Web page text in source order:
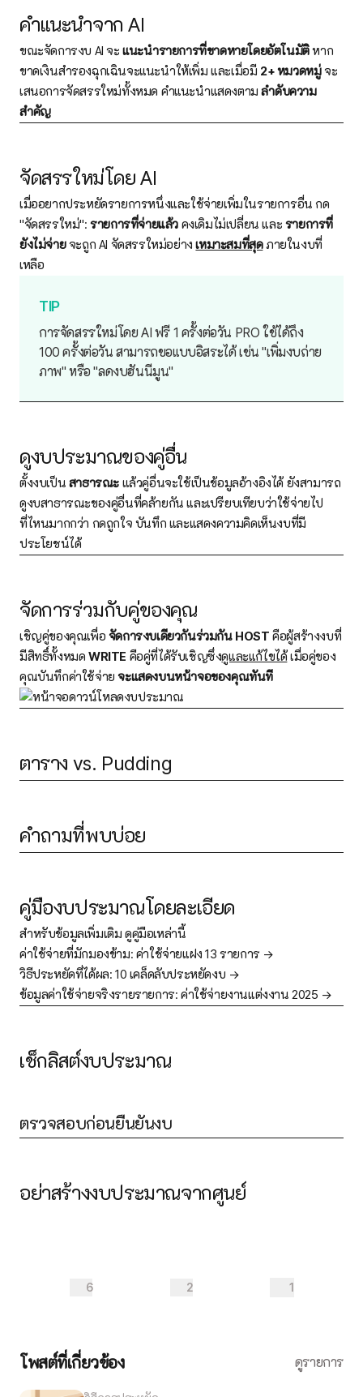
คำแนะนำจาก AI
ขณะจัดการงบ AI จะแนะนำรายการที่ขาดหายโดยอัตโนมัติหาก
ขาดเงินสำรองฉุกเฉินจะแนะนำให้เพิ่ม และเมื่อมี 2+ หมวดหมู่จะ
เสนอการจัดสรรใหม่ทั้งหมด คำแนะนำแสดงตามลำดับความ
สำคัญ
จัดสรรใหม่โดย AI
เมื่ออยากประหยัดรายการหนึ่งและใช้จ่ายเพิ่มในรายการอื่น กด
"จัดสรรใหม่":รายการที่จ่ายแล้ว คงเดิมไม่เปลี่ยน และ รายการที่
ยังไม่จ่ายจะถูก AI จัดสรรใหม่อย่างเหมาะสมที่สุดภายในงบที่
เหลือ
การจัดสรรใหม่โดย AI ฟรี 1 ครั้งต่อวัน PRO ใช้ได้ถึง
100 ครั้งต่อวัน สามารถขอแบบอิสระได้ เช่น "เพิ่มงบถ่าย
ภาพ" หรือ "ลดงบฮันนีมูน"
ดูงบประมาณของคู่อื่น
ตั้งงบเป็น สาธารณะ แล้วคู่อื่นจะใช้เป็นข้อมูลอ้างอิงได้ ยังสามารถ
ดูงบสาธารณะของคู่อื่นที่คล้ายกัน และเปรียบเทียบว่าใช้จ่ายไป
ที่ไหนมากกว่า กดถูกใจ บันทึก และแสดงความคิดเห็นงบที่มี
ประโยชน์ได้
จัดการร่วมกับคู่ของคุณ
เชิญคู่ของคุณเพื่อ จัดการงบเดียวกันร่วมกัน HOST คือผู้สร้างงบที่
มีสิทธิ์ทั้งหมด WRITE คือคู่ที่ได้รับเชิญซึ่งดูและแก้ไขได้เมื่อคู่ของ
คุณบันทึกค่าใช้จ่ายจะแสดงบนหน้าจอของคุณทันที
ตาราง vs. Pudding
คำถามที่พบบ่อย
คู่มืองบประมาณโดยละเอียด
สำหรับข้อมูลเพิ่มเติม ดูคู่มือเหล่านี้
ค่าใช้จ่ายที่มักมองข้าม: ค่าใช้จ่ายแฝง 13 รายการ →
วิธีประหยัดที่ได้ผล: 10 เคล็ดลับประหยัดงบ →
ข้อมูลค่าใช้จ่ายจริงรายรายการ:ค่าใช้จ่ายงานแต่งงาน 2025 →
เช็กลิสต์งบประมาณ
ตรวจสอบก่อนยืนยันงบ
อย่าสร้างงบประมาณจากศูนย์
6 2 1
โพสต์ที่เกี่ยวข้อง ดูรายการ